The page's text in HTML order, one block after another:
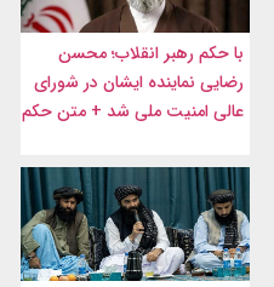
با حکم رهبر انقلاب؛ محسن
رضایی نماینده ایشان در شورای
عالی امنیت ملی شد + متن حکم